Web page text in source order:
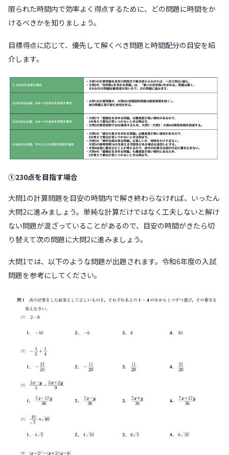
限られた時間内で効率よく得点するために、どの問題に時間をか
けるべきかを知りましょう。
目標得点に応じて、優先して解くべき問題と時間配分の目安を紹
介します。
①230点を目指す場合
大問1の計算問題を目安の時間内で解き終わらなければ、いったん
大問2に進みましょう。単純な計算だけではなく工夫しないと解け
ない問題が混ざっていることがあるので、目安の時間がきたら切
り替えて次の問題に大問2に進みましょう。
大問1では、以下のような問題が出題されます。令和6年度の入試
問題を参考にしてください。